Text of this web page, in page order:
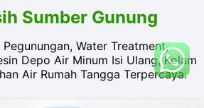
Sumber Gunung
Water Treatment,
Depo Air Minum Isi Ulang, Kolam
Air Rumah Tangga Terpercaya.